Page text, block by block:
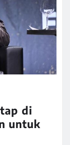
di
untuk